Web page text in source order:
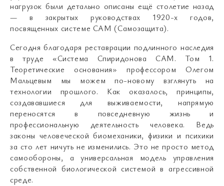
нагрузок были детально описаны ещё столетие назад
— в закрытых руководствах 1920-х годов,
посвященных системе САМ (Самозащита).
Сегодня благодаря реставрации подлинного наследия
в труде «Система Спиридонова САМ. Том 1.
Теоретические основания» профессором Олегом
Мальцевым мы можем по-новому взглянуть на
технологии прошлого. Как оказалось, принципы,
создававшиеся для выживаемости, напрямую
переносятся в повседневную жизнь и
профессиональную деятельность человека. Ведь
законы человеческой биомеханики, физики и психики
за сто лет ничуть не изменились. Это не просто метод
самообороны, а универсальная модель управления
собственной биологической системой в агрессивной
среде.